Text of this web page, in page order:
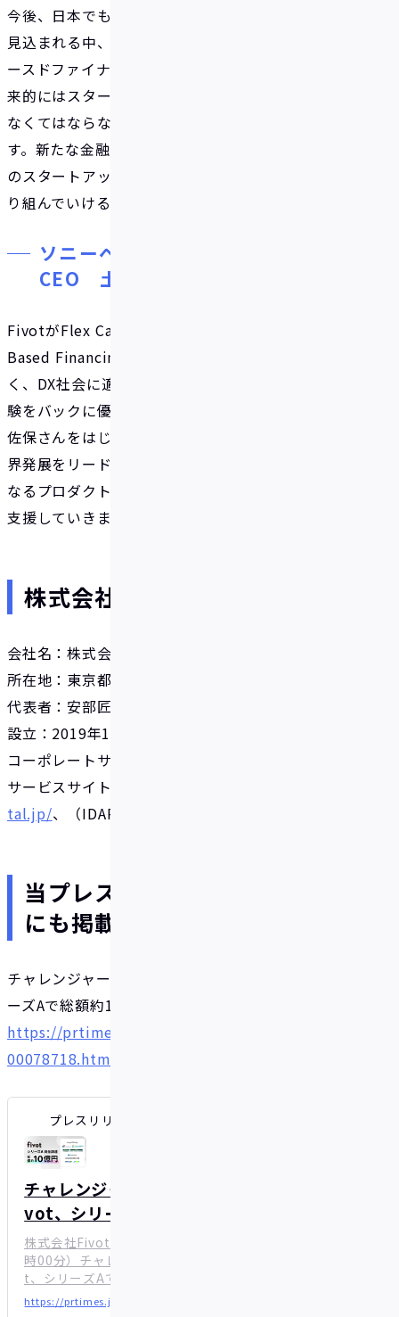
今後、日本でもリカーリングビジネス市場の拡大が
見込まれる中、Flex Capitalが提供するレベニューベ
ースドファイナンスの必要性はさらに増していき、将
来的にはスタートアップをはじめとする成長企業に
なくてはならない金融サービスになると考えていま
す。新たな金融サービスを提供するFivotと共に日本
のスタートアップエコシステムの更なる活性化に取
り組んでいけることを楽しみにしています。
ソニーベンチャーズ株式会社
CEO 土川元様
FivotがFlex Capitalを通じて提供するRevenue
Based Financingは、米国を中心に既に成功事例も多
く、DX社会に適したファイナンス手段です。金融経
験をバックに優れた先見性と実行力をもつ安部さん、
佐保さんをはじめとするFivotのチームが日本での業
界発展をリードしてくれるものと考えます。今後も更
なるプロダクトの発展を期待するとともに、成長を
支援していきます。
株式会社Fivotについて
会社名：株式会社Fivot
所在地：東京都港区西麻布1-3-18
代表者：安部匠悟
設立：2019年10月
コーポレートサイト：
サービスサイト：（Flex Capital）
tal.jp/、（IDARE）
当プレスリリースはPR TIMES
にも掲載されています。
チャレンジャーバンクを目指す株式会社Fivot、シリ
ーズAで総額約10億円の資金調達を実施
https://prtimes.jp/main/html/rd/p/000000005.0
00078718.html
プレスリリース・ニュースリリース配信シェアNo.1｜PR
チャレンジャーバンクを目指す株式会社Fi
vot、シリーズAで総額約10億円の資金調
達...
株式会社Fivotのプレスリリース（2022年9月21日 10
時00分）チャレンジャーバンクを目指す株式会社Fivo
t、シリーズAで総額約10億円の資金調達を実施